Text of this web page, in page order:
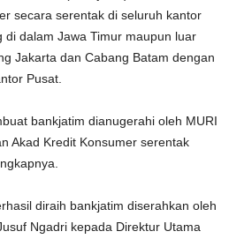
secara serentak di seluruh kantor
di dalam Jawa Timur maupun luar
Jakarta dan Cabang Batam dengan
Pusat.
bankjatim dianugerahi oleh MURI
Akad Kredit Konsumer serentak
diraih bankjatim diserahkan oleh
Ngadri kepada Direktur Utama